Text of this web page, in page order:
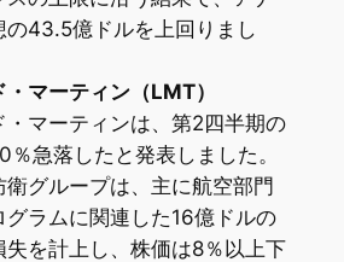
の43.5億ドルを上回りまし
・マーティン（LMT）
・マーティンは、第2四半期の
％急落したと発表しました。
衛グループは、主に航空部門
グラムに関連した16億ドルの
失を計上し、株価は8％以上下